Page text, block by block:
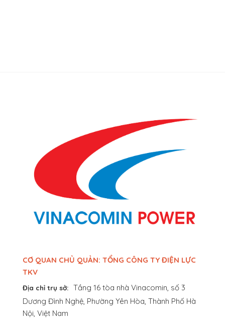
CƠ QUAN CHỦ QUẢN: TỔNG CÔNG TY ĐIỆN LỰC
TKV
Địa chỉ trụ sở: Tầng 16 tòa nhà Vinacomin, số 3
Dương Đình Nghệ, Phường Yên Hòa, Thành Phố Hà
Nội, Việt Nam